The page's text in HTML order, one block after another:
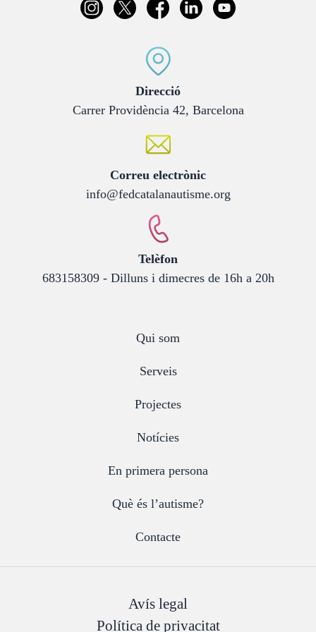
Direcció:
Carrer Providència 42, Barcelona
Correu electrònic:
info@fedcatalanautisme.org
Telèfon
683158309 - Dilluns i dimecres de 16h a 20h
Qui som
Serveis
Projectes
Notícies
En primera persona
Què és l’autisme?
Contacte
Avís legal
Política de privacitat